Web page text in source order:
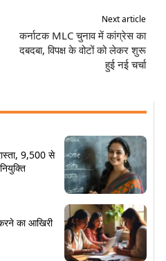
Next article
कर्नाटक MLC चुनाव में कांग्रेस का
दबदबा, विपक्ष के वोटों को लेकर शुरू
हुई नई चर्चा
9,500 से
का आखिरी